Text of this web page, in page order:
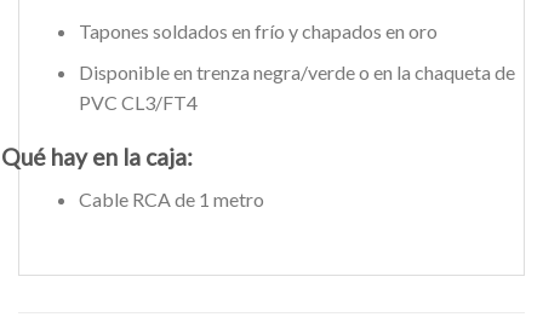
Tapones soldados en frío y chapados en oro
Disponible en trenza negra/verde o en la chaqueta de
PVC CL3/FT4
Qué hay en la caja:
Cable RCA de 1 metro